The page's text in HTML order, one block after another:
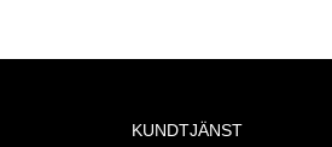
KUNDTJÄNST